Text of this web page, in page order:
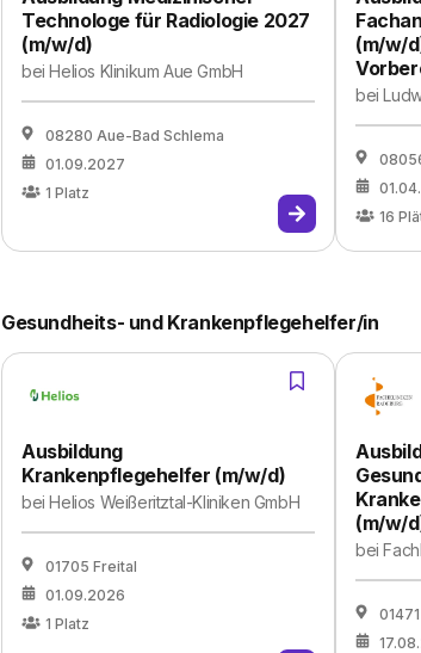
Technologe für Radiologie 2027
(m/w/d)
beiHelios Klinikum Aue GmbH
08280 Aue-Bad Schlema
01.09.2027
1 Platz
(m/w/
bei
16
Gesundheits- und Krankenpflegehelfer/in
Ausbildung
Krankenpflegehelfer (m/w/d)
beiHelios Weißeritztal-Kliniken GmbH
01705 Freital
01.09.2026
1 Platz
(m/w/
bei